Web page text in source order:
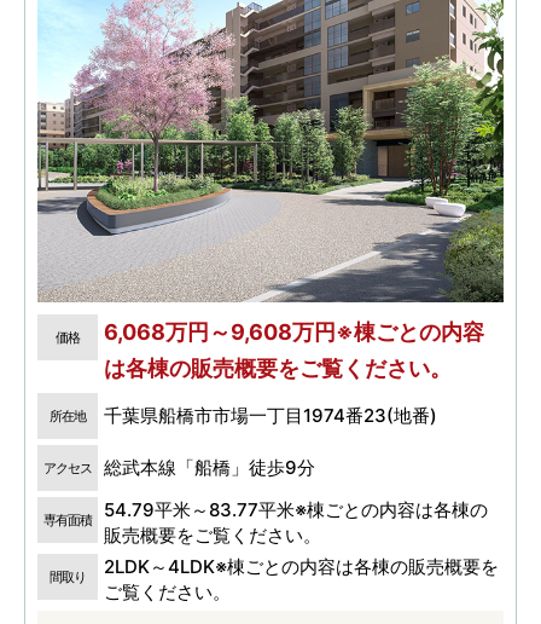
価格
6,068万円～9,608万円※棟ごとの内容
は各棟の販売概要をご覧ください。
所在地 千葉県船橋市市場一丁目1974番23(地番)
アクセス 総武本線「船橋」徒歩9分
専有面積
54.79平米～83.77平米※棟ごとの内容は各棟の
販売概要をご覧ください。
間取り
2LDK～4LDK※棟ごとの内容は各棟の販売概要を
ご覧ください。